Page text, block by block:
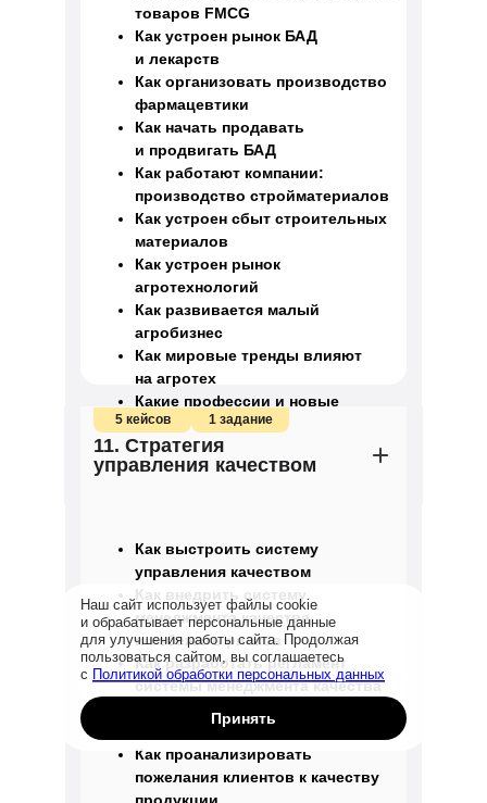
товаров FMCG
Как устроен рынок БАД
и лекарств
Как организовать производство
фармацевтики
Как начать продавать
и продвигать БАД
Как работают компании:
производство стройматериалов
Как устроен сбыт строительных
материалов
Как устроен рынок
агротехнологий
Как развивается малый
агробизнес
Как мировые тренды влияют
на агротех
Какие профессии и новые
технологии появляются
на агрорынке
5 кейсов 1 задание
11. Стратегия
управления качеством
Как выстроить систему
управления качеством
Как внедрить систему
менеджмента качества
и избежать рисков
Как разработать регламент
системы менеджмента качества
к качеству продукции
Как проанализировать
пожелания клиентов к качеству
продукции
Принять
Наш сайт использует файлы cookie
и обрабатывает персональные данные
для улучшения работы сайта. Продолжая
пользоваться сайтом, вы соглашаетесь
с Политикой обработки персональных данных